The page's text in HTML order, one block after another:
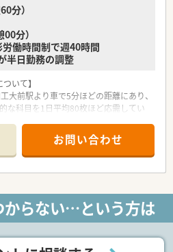
分）
分）
働時間制で週40時間
半日勤務の調整
いて】
大前駅より車で5分ほどの距離にあり、
な科目を1日平均80枚ほど応需してい
方が占めているため特定の科目に偏ら
容に触れながら知見を深めることが可能
タッフに加えて調剤補助も在籍してお
について】
お問い合わせ
からない…という方は